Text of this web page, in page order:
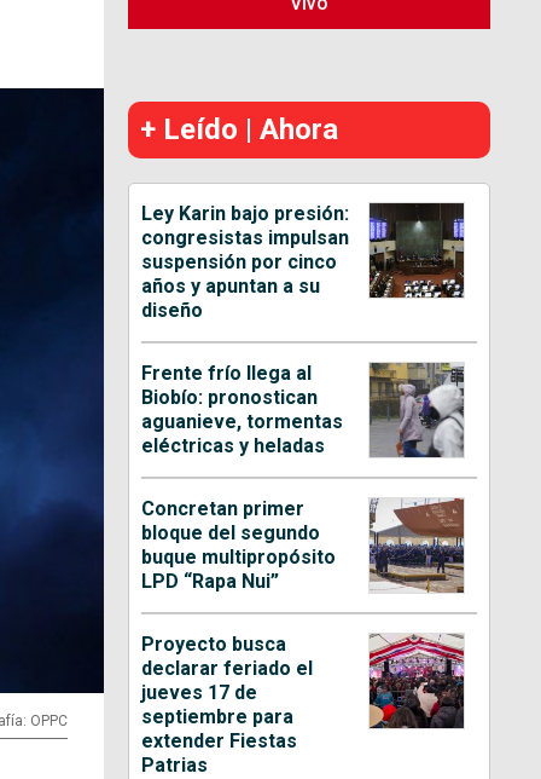
OPPC
+ Leído | Ahora
Ley Karin bajo presión:
congresistas impulsan
suspensión por cinco
años y apuntan a su
diseño
Frente frío llega al
Biobío: pronostican
aguanieve, tormentas
eléctricas y heladas
Concretan primer
bloque del segundo
buque multipropósito
LPD “Rapa Nui”
Proyecto busca
declarar feriado el
jueves 17 de
septiembre para
extender Fiestas
Patrias